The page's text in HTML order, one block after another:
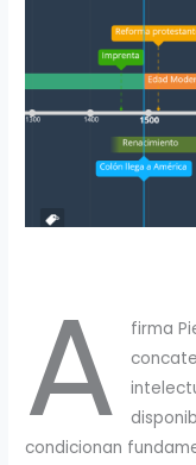
A
firma
condicionan